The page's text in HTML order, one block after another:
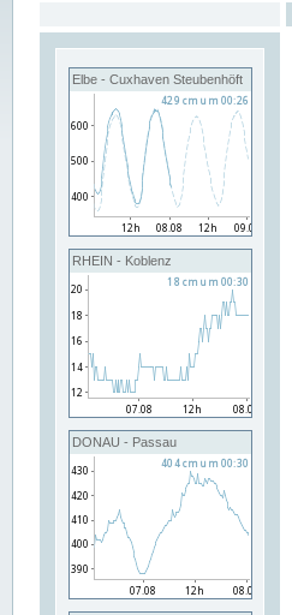
Elbe - Cuxhaven Steubenhöft
RHEIN - Koblenz
DONAU - Passau